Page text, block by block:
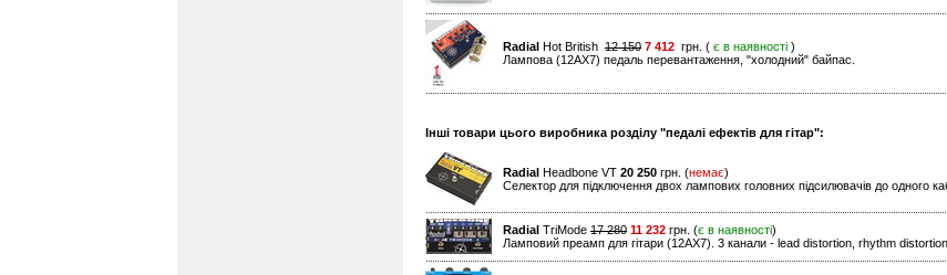
Radial Hot British 12 150 7 412 грн. ( є в наявності )
Лампова (12AХ7) педаль перевантаження, "холодний" байпас.
Інші товари цього виробника розділу "педалі ефектів для гітар":
Radial Headbone VT 20 250 грн. (немає)
Селектор для підключення двох лампових головних підсилювачів до одного
Radial TriMode 17 280 11 232 грн. (є в наявності)
Ламповий преамп для гітари (12AX7). 3 канали - lead distortion, rhythm